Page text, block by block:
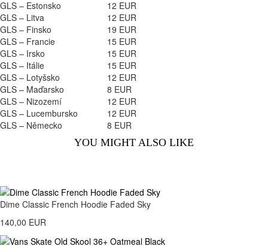
GLS – Estonsko
12 EUR
GLS – Litva
12 EUR
GLS – Finsko
19 EUR
GLS – Francie
15 EUR
GLS – Irsko
15 EUR
GLS – Itálie
15 EUR
GLS – Lotyšsko
12 EUR
GLS – Maďarsko
8 EUR
GLS – Nizozemí
12 EUR
GLS – Lucembursko
12 EUR
GLS – Německo
8 EUR
YOU MIGHT ALSO LIKE
Dime Classic French Hoodie Faded Sky
140,00 EUR